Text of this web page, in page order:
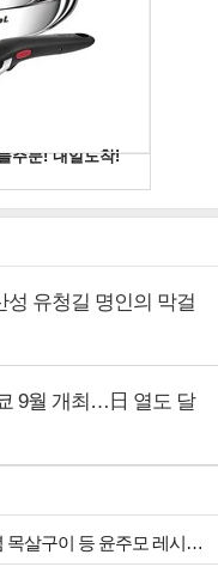
성 유청길 명인의 막걸
9월 개최…日 열도 달
'편스토랑' 이찬원, 황태해장국·무생채·양념 목살구이 등 윤주모 레시피 섭렵